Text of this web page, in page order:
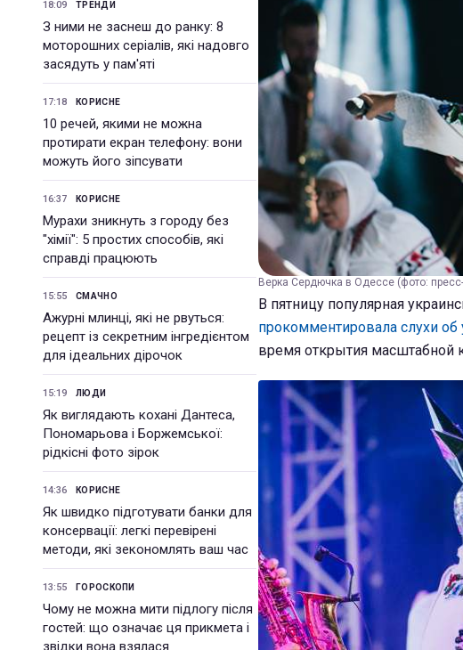
18:09 ТРЕНДИ
З ними не заснеш до ранку: 8
моторошних серіалів, які надовго
засядуть у пам'яті
17:18 КОРИСНЕ
10 речей, якими не можна
протирати екран телефону: вони
можуть його зіпсувати
16:37 КОРИСНЕ
Мурахи зникнуть з городу без
"хімії": 5 простих способів, які
справді працюють
15:55 СМАЧНО
Ажурні млинці, які не рвуться:
рецепт із секретним інгредієнтом
для ідеальних дірочок
15:19 ЛЮДИ
Як виглядають кохані Дантеса,
Пономарьова і Боржемської:
рідкісні фото зірок
14:36 КОРИСНЕ
Як швидко підготувати банки для
консервації: легкі перевірені
методи, які зекономлять ваш час
13:55 ГОРОСКОПИ
Чому не можна мити підлогу після
гостей: що означає ця прикмета і
звідки вона взялася
Верка Сердючка в Одессе (фото:
В пятницу популярная
прокомментировала слухи об
время открытия масштабной